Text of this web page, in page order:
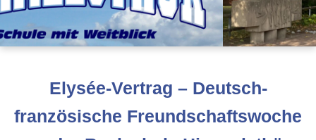
Elysée-Vertrag – Deutsch-
französische Freundschaftswoche